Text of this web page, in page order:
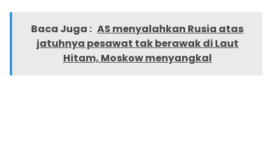
Baca Juga : AS menyalahkan Rusia atas
jatuhnya pesawat tak berawak di Laut
Hitam, Moskow menyangkal